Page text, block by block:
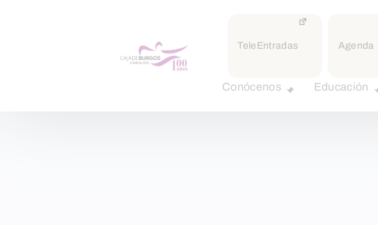
TeleEntradas Agenda
Conócenos Educación